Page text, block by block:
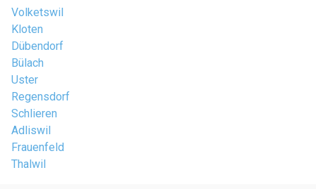
Volketswil
Kloten
Dübendorf
Bülach
Uster
Regensdorf
Schlieren
Adliswil
Frauenfeld
Thalwil